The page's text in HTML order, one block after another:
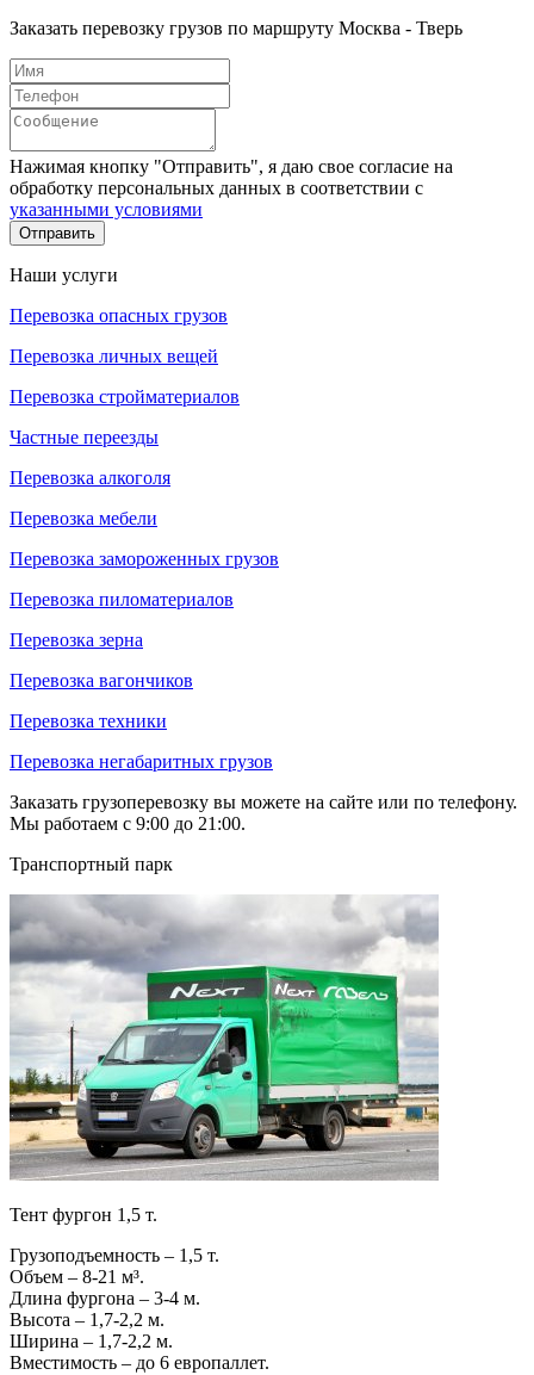
Заказать перевозку грузов по маршруту Москва - Тверь
Нажимая кнопку "Отправить", я даю свое согласие на
обработку персональных данных в соответствии с
указанными условиями
Отправить
Наши услуги
Перевозка опасных грузов
Перевозка личных вещей
Перевозка стройматериалов
Частные переезды
Перевозка алкоголя
Перевозка мебели
Перевозка замороженных грузов
Перевозка пиломатериалов
Перевозка зерна
Перевозка вагончиков
Перевозка техники
Перевозка негабаритных грузов
Заказать грузоперевозку вы можете на сайте или по телефону.
Мы работаем с 9:00 до 21:00.
Транспортный парк
Тент фургон 1,5 т.
Грузоподъемность – 1,5 т.
Объем – 8-21 м³.
Длина фургона – 3-4 м.
Высота – 1,7-2,2 м.
Ширина – 1,7-2,2 м.
Вместимость – до 6 европаллет.